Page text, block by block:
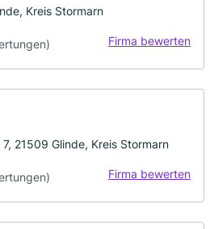
Kreis Stormarn
Firma bewerten
21509 Glinde, Kreis Stormarn
Firma bewerten